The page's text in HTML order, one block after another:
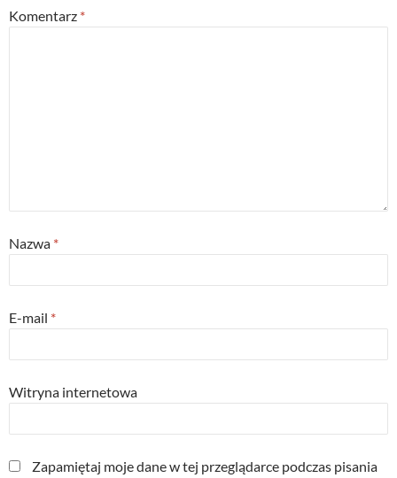
Komentarz *
Nazwa *
E-mail *
Witryna internetowa
Zapamiętaj moje dane w tej przeglądarce podczas pisania